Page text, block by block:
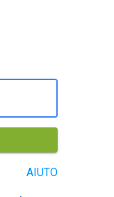
AIUTO